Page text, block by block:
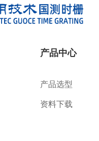
产品中心
产品选型
资料下载